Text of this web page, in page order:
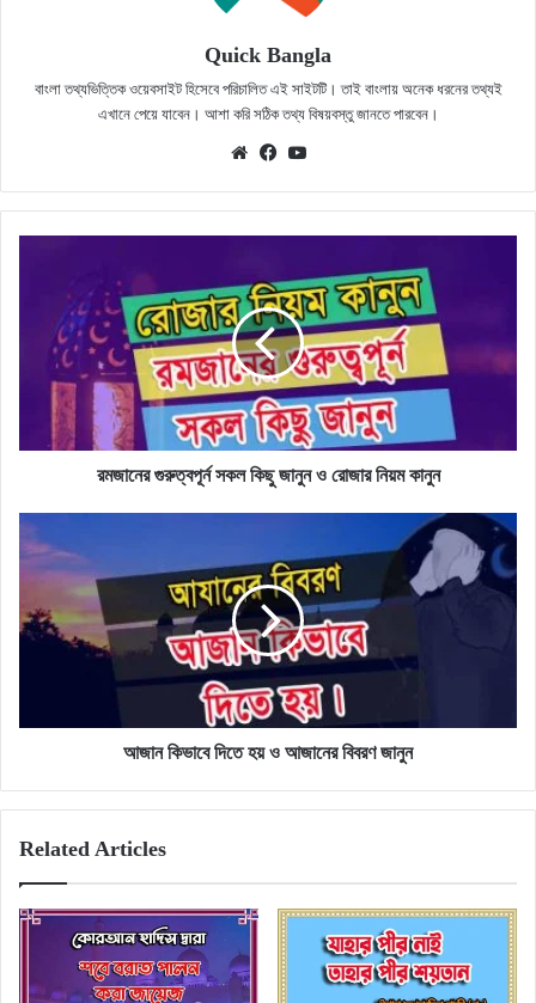
Quick Bangla
বাংলা তথ্যভিত্তিক ওয়েবসাইট হিসেবে পরিচালিত এই সাইটটি। তাই বাংলায় অনেক ধরনের তথ্যই
এখানে পেয়ে যাবেন। আশা করি সঠিক তথ্য বিষয়বস্তু জানতে পারবেন।
WebsiteFacebook
কানুন
রমজানের গুরুত্বপূর্ন সকল কিছু জানুন ও রোজার নিয়ম কানুন
আজান
কিভাবে
দিতে
ও
আজান কিভাবে দিতে হয় ও আজানের বিবরণ জানুন
Related Articles